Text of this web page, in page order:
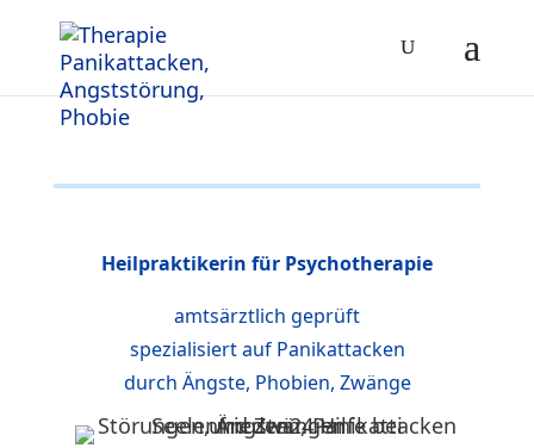
Heilpraktikerin für Psychotherapie
amtsärztlich geprüft
spezialisiert auf Panikattacken
durch Ängste, Phobien, Zwänge